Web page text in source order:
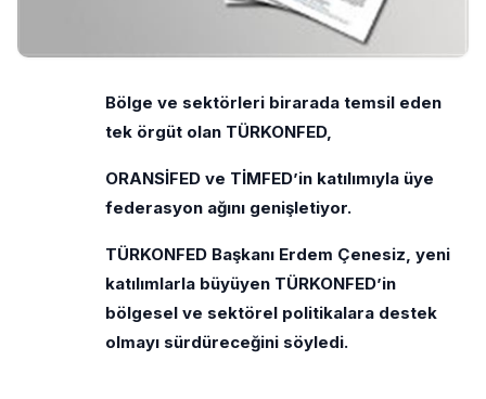
Bölge ve sektörleri birarada temsil eden
tek örgüt olan TÜRKONFED,
ORANSİFED ve TİMFED’in katılımıyla üye
federasyon ağını genişletiyor.
TÜRKONFED Başkanı Erdem Çenesiz, yeni
katılımlarla büyüyen TÜRKONFED’in
bölgesel ve sektörel politikalara destek
olmayı sürdüreceğini söyledi.